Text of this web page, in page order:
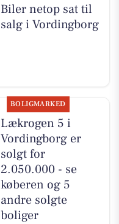
Biler netop sat til
salg i Vordingborg
BOLIGMARKED
Lækrogen 5 i
Vordingborg er
solgt for
2.050.000 - se
køberen og 5
andre solgte
boliger